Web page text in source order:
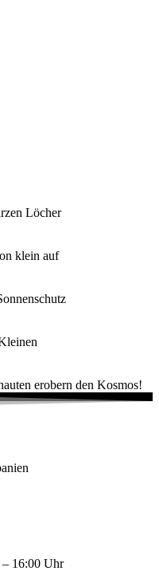
Löcher
klein auf
erobern den Kosmos!
16:00 Uhr